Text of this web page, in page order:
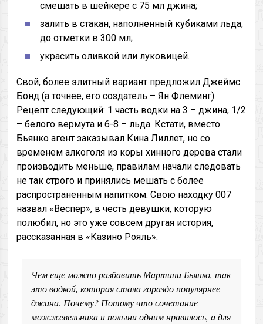
смешать в шейкере с 75 мл джина;
залить в стакан, наполненный кубиками льда,
до отметки в 300 мл;
украсить оливкой или луковицей.
Свой, более элитный вариант предложил Джеймс
Бонд (а точнее, его создатель – Ян Флеминг).
Рецепт следующий: 1 часть водки на 3 – джина, 1/2
– белого вермута и 6-8 – льда. Кстати, вместо
Бьянко агент заказывал Кина Лиллет, но со
временем алкоголя из коры хинного дерева стали
производить меньше, правилам начали следовать
не так строго и принялись мешать с более
распространенным напитком. Свою находку 007
назвал «Веспер», в честь девушки, которую
полюбил, но это уже совсем другая история,
рассказанная в «Казино Рояль».
Чем еще можно разбавить Мартини Бьянко, так
это водкой, которая стала гораздо популярнее
джина. Почему? Потому что сочетание
можжевельника и полыни одним нравилось, а для